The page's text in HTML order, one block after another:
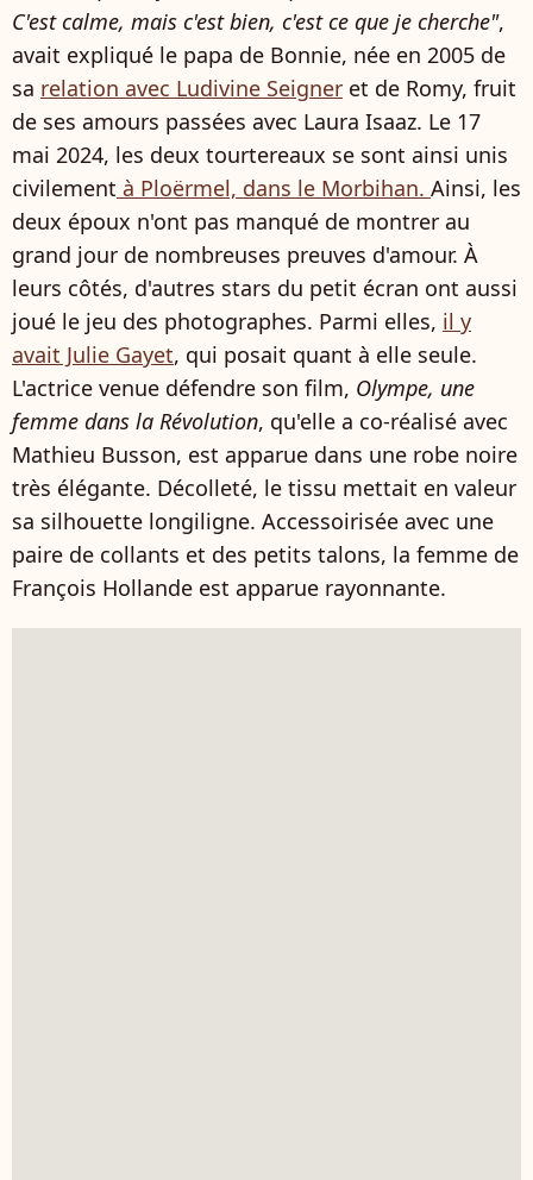
C'est calme, mais c'est bien, c'est ce que je cherche",
avait expliqué le papa de Bonnie, née en 2005 de
sa relation avec Ludivine Seigner et de Romy, fruit
de ses amours passées avec Laura Isaaz. Le 17
mai 2024, les deux tourtereaux se sont ainsi unis
civilement à Ploërmel, dans le Morbihan. Ainsi, les
deux époux n'ont pas manqué de montrer au
grand jour de nombreuses preuves d'amour. À
leurs côtés, d'autres stars du petit écran ont aussi
joué le jeu des photographes. Parmi elles, il y
avait Julie Gayet, qui posait quant à elle seule.
L'actrice venue défendre son film, Olympe, une
femme dans la Révolution, qu'elle a co-réalisé avec
Mathieu Busson, est apparue dans une robe noire
très élégante. Décolleté, le tissu mettait en valeur
sa silhouette longiligne. Accessoirisée avec une
paire de collants et des petits talons, la femme de
François Hollande est apparue rayonnante.